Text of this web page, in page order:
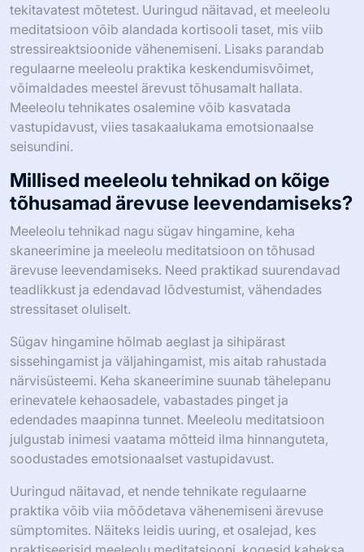
tekitavatest mõtetest. Uuringud näitavad, et meeleolu
meditatsioon võib alandada kortisooli taset, mis viib
stressireaktsioonide vähenemiseni. Lisaks parandab
regulaarne meeleolu praktika keskendumisvõimet,
võimaldades meestel ärevust tõhusamalt hallata.
Meeleolu tehnikates osalemine võib kasvatada
vastupidavust, viies tasakaalukama emotsionaalse
seisundini.
Millised meeleolu tehnikad on kõige
tõhusamad ärevuse leevendamiseks?
Meeleolu tehnikad nagu sügav hingamine, keha
skaneerimine ja meeleolu meditatsioon on tõhusad
ärevuse leevendamiseks. Need praktikad suurendavad
teadlikkust ja edendavad lõdvestumist, vähendades
stressitaset oluliselt.
Sügav hingamine hõlmab aeglast ja sihipärast
sissehingamist ja väljahingamist, mis aitab rahustada
närvisüsteemi. Keha skaneerimine suunab tähelepanu
erinevatele kehaosadele, vabastades pinget ja
edendades maapinna tunnet. Meeleolu meditatsioon
julgustab inimesi vaatama mõtteid ilma hinnanguteta,
soodustades emotsionaalset vastupidavust.
Uuringud näitavad, et nende tehnikate regulaarne
praktika võib viia mõõdetava vähenemiseni ärevuse
sümptomites. Näiteks leidis uuring, et osalejad, kes